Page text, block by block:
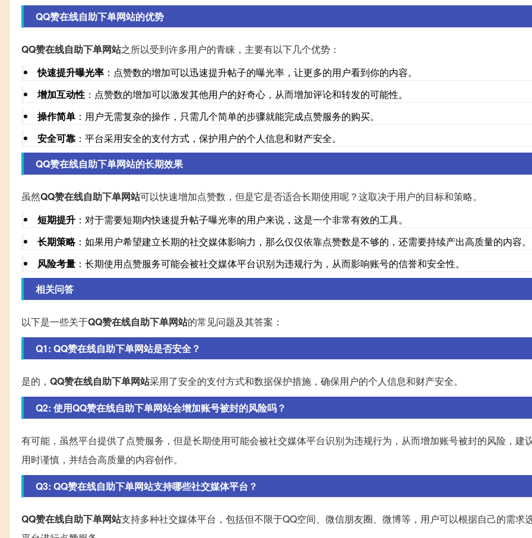
QQ赞在线自助下单网站的优势
QQ赞在线自助下单网站之所以受到许多用户的青睐，主要有以下几个优势：
快速提升曝光率 ：点赞数的增加可以迅速提升帖子的曝光率，让更多的用户看到你的内容。
增加互动性 ：点赞数的增加可以激发其他用户的好奇心，从而增加评论和转发的可能性。
操作简单 ：用户无需复杂的操作，只需几个简单的步骤就能完成点赞服务的购买。
安全可靠 ：平台采用安全的支付方式，保护用户的个人信息和财产安全。
QQ赞在线自助下单网站的长期效果
虽然QQ赞在线自助下单网站可以快速增加点赞数，但是它是否适合长期使用呢？这取决于用户的目标和策略。
短期提升 ：对于需要短期内快速提升帖子曝光率的用户来说，这是一个非常有效的工具。
长期策略：如果用户希望建立长期的社交媒体影响力，那么仅仅依靠点赞数是不够的，还需要持续产出高质量的内容。
风险考量 ：长期使用点赞服务可能会被社交媒体平台识别为违规行为，从而影响账号的信誉和安全性。
相关问答
以下是一些关于QQ赞在线自助下单网站的常见问题及其答案：
Q1: QQ赞在线自助下单网站是否安全？
是的， QQ赞在线自助下单网站采用了安全的支付方式和数据保护措施，确保用户的个人信息和财产安全。
Q2: 使用QQ赞在线自助下单网站会增加账号被封的风险吗？
有可能，虽然平台提供了点赞服务，但是长期使用可能会被社交媒体平台识别为违规行为，从而增加账号被封的风险，建
用时谨慎，并结合高质量的内容创作。
Q3: QQ赞在线自助下单网站支持哪些社交媒体平台？
QQ赞在线自助下单网站支持多种社交媒体平台，包括但不限于QQ空间、微信朋友圈、微博等，用户可以根据自己的需求